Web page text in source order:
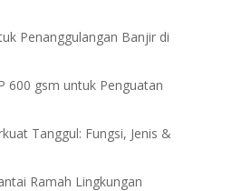
Penanggulangan Banjir di
600 gsm untuk Penguatan
Tanggul: Fungsi, Jenis &
Ramah Lingkungan